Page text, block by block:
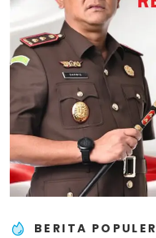
BERITA POPULER